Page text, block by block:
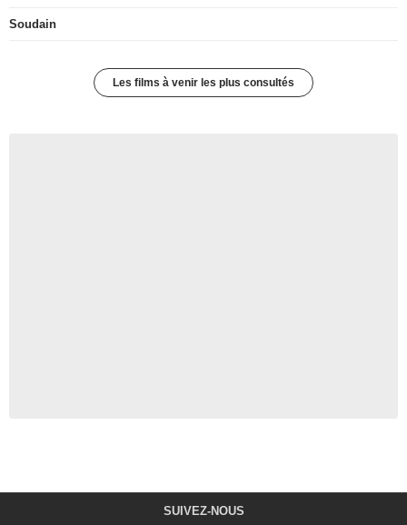
Soudain
Les films à venir les plus consultés
SUIVEZ-NOUS